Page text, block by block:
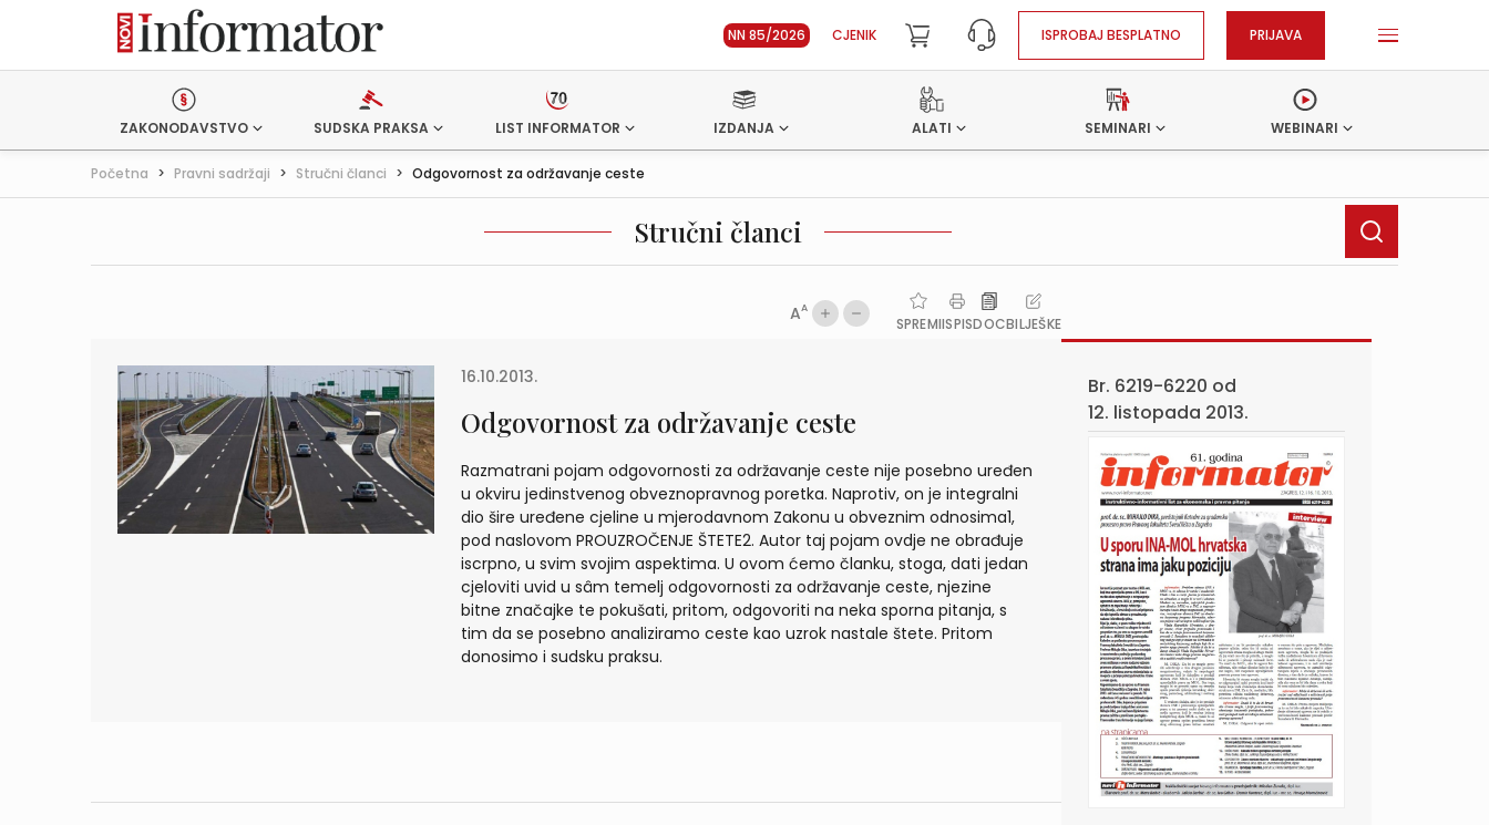
NN 85/2026 CJENIK ISPROBAJ BESPLATNO PRIJAVA
ZAKONODAVSTVO SUDSKA PRAKSA LIST INFORMATOR IZDANJA ALATI SEMINARI WEBINARI
Početna > Pravni sadržaji > Stručni članci > Odgovornost za održavanje ceste
Stručni članci
AA
SPREMIISPISDOCBILJEŠKE
16.10.2013.
Odgovornost za održavanje ceste
Razmatrani pojam odgovornosti za održavanje ceste nije posebno uređen
u okviru jedinstvenog obveznopravnog poretka. Naprotiv, on je integralni
dio šire uređene cjeline u mjerodavnom Zakonu u obveznim odnosima1,
pod naslovom PROUZROČENJE ŠTETE2. Autor taj pojam ovdje ne obrađuje
iscrpno, u svim svojim aspektima. U ovom ćemo članku, stoga, dati jedan
cjeloviti uvid u sâm temelj odgovornosti za održavanje ceste, njezine
bitne značajke te pokušati, pritom, odgovoriti na neka sporna pitanja, s
tim da se posebno analiziramo ceste kao uzrok nastale štete. Pritom
donosimo i sudsku praksu.
Br. 6219-6220 od
12. listopada 2013.